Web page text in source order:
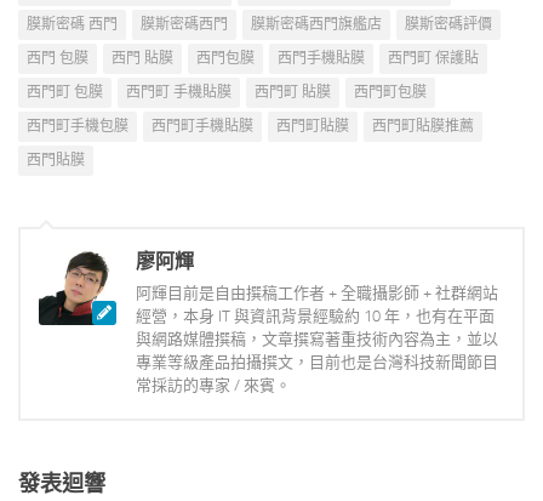
膜斯密碼 西門
膜斯密碼西門 膜斯密碼西門旗艦店
膜斯密碼評價
西門 包膜
西門 貼膜 西門包膜 西門手機貼膜
西門町 保護貼
西門町 包膜
西門町 手機貼膜 西門町 貼膜
西門町包膜
西門町手機包膜
西門町手機貼膜 西門町貼膜
西門町貼膜推薦
西門貼膜
廖阿輝
阿輝目前是自由撰稿工作者 + 全職攝影師 + 社群網站
經營，本身 IT 與資訊背景經驗約 10 年，也有在平面
與網路媒體撰稿，文章撰寫著重技術內容為主，並以
專業等級產品拍攝撰文，目前也是台灣科技新聞節目
常採訪的專家 / 來賓。
發表迴響